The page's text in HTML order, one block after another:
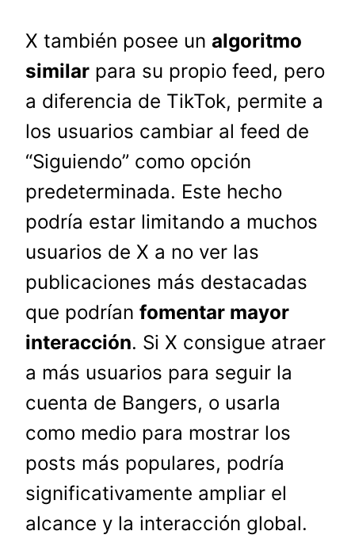
X también posee un algoritmo
similar para su propio feed, pero
a diferencia de TikTok, permite a
los usuarios cambiar al feed de
“Siguiendo” como opción
predeterminada. Este hecho
podría estar limitando a muchos
usuarios de X a no ver las
publicaciones más destacadas
que podrían fomentar mayor
interacción. Si X consigue atraer
a más usuarios para seguir la
cuenta de Bangers, o usarla
como medio para mostrar los
posts más populares, podría
significativamente ampliar el
alcance y la interacción global.